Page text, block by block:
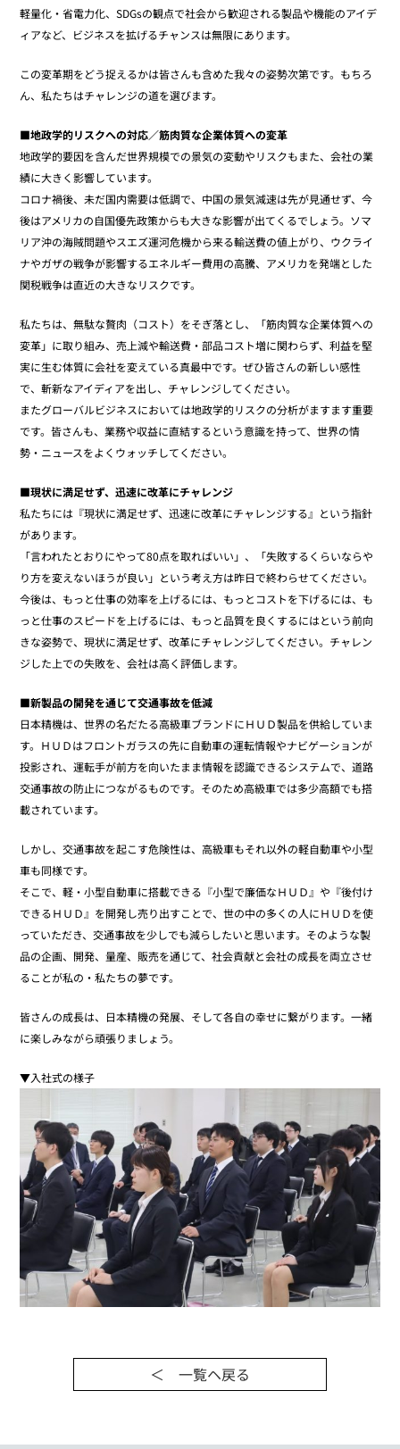
軽量化・省電力化、SDGsの観点で社会から歓迎される製品や機能のアイデ
ィアなど、ビジネスを拡げるチャンスは無限にあります。
この変革期をどう捉えるかは皆さんも含めた我々の姿勢次第です。もちろ
ん、私たちはチャレンジの道を選びます。
■地政学的リスクへの対応／筋肉質な企業体質への変革
地政学的要因を含んだ世界規模での景気の変動やリスクもまた、会社の業
績に大きく影響しています。
コロナ禍後、未だ国内需要は低調で、中国の景気減速は先が見通せず、今
後はアメリカの自国優先政策からも大きな影響が出てくるでしょう。ソマ
リア沖の海賊問題やスエズ運河危機から来る輸送費の値上がり、ウクライ
ナやガザの戦争が影響するエネルギー費用の高騰、アメリカを発端とした
関税戦争は直近の大きなリスクです。
私たちは、無駄な贅肉（コスト）をそぎ落とし、「筋肉質な企業体質への
変革」に取り組み、売上減や輸送費・部品コスト増に関わらず、利益を堅
実に生む体質に会社を変えている真最中です。ぜひ皆さんの新しい感性
で、斬新なアイディアを出し、チャレンジしてください。
またグローバルビジネスにおいては地政学的リスクの分析がますます重要
です。皆さんも、業務や収益に直結するという意識を持って、世界の情
勢・ニュースをよくウォッチしてください。
■現状に満足せず、迅速に改革にチャレンジ
私たちには『現状に満足せず、迅速に改革にチャレンジする』という指針
があります。
「言われたとおりにやって80点を取ればいい」、「失敗するくらいならや
り方を変えないほうが良い」という考え方は昨日で終わらせてください。
今後は、もっと仕事の効率を上げるには、もっとコストを下げるには、も
っと仕事のスピードを上げるには、もっと品質を良くするにはという前向
きな姿勢で、現状に満足せず、改革にチャレンジしてください。チャレン
ジした上での失敗を、会社は高く評価します。
■新製品の開発を通じて交通事故を低減
日本精機は、世界の名だたる高級車ブランドにＨＵＤ製品を供給していま
す。ＨＵＤはフロントガラスの先に自動車の運転情報やナビゲーションが
投影され、運転手が前方を向いたまま情報を認識できるシステムで、道路
交通事故の防止につながるものです。そのため高級車では多少高額でも搭
載されています。
しかし、交通事故を起こす危険性は、高級車もそれ以外の軽自動車や小型
車も同様です。
そこで、軽・小型自動車に搭載できる『小型で廉価なＨＵＤ』や『後付け
できるＨＵＤ』を開発し売り出すことで、世の中の多くの人にＨＵＤを使
っていただき、交通事故を少しでも減らしたいと思います。そのような製
品の企画、開発、量産、販売を通じて、社会貢献と会社の成長を両立させ
ることが私の・私たちの夢です。
皆さんの成長は、日本精機の発展、そして各自の幸せに繋がります。一緒
に楽しみながら頑張りましょう。
▼入社式の様子
＜ 一覧ヘ戻る